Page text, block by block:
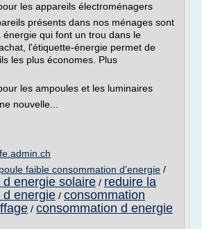
les appareils électroménagers
présents dans nos ménages sont
qui font un trou dans le
l'étiquette-énergie permet de
les plus économes. Plus
les ampoules et les luminaires
nouvelle...
faible consommation d'energie /
energie solaire / reduire la
d energie / consommation
/ consommation d energie